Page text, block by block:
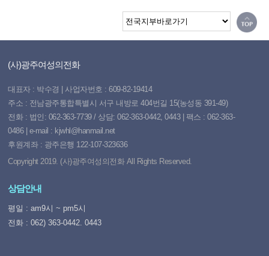
(사)광주여성의전화
대표자 : 박수경 | 사업자번호 : 609-82-19414
주소 : 전남광주통합특별시 서구 내방로 404번길 15(농성동 391-49)
전화 : 법인: 062-363-7739 / 상담: 062-363-0442, 0443 | 팩스 : 062-363-
0486 | e-mail : kjwhl@hanmail.net
후원계좌 : 광주은행 122-107-323636
Copyright 2019. (사)광주여성의전화 All Rights Reserved.
상담안내
평일 : am9시 ~ pm5시
전화 : 062) 363-0442. 0443